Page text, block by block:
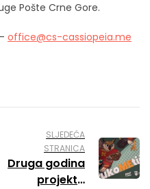
Pošte Crne Gore.
office@cs-cassiopeia.me
SLJEDEĆA
STRANICA
Druga godina
projekta